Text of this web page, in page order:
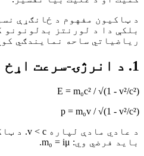
د ټاکیون مفهوم د ځانګړې
بلکې دا د لورنتز بدلونونو
ریاضياتي ساحه نمایندګي
1. د انرژۍ-سرعت اړخ بدلون
E = m₀c² / √(1 - v²/c²)
p = m₀v / √(1 - v²/c²)
باید فرضي وي: m₀ = iμ.